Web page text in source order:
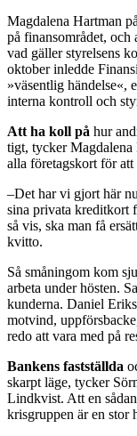
Magdalena Hartman
på finansområdet, och
vad gäller styrelsens
oktober inledde
»väsentlig händel­se«,
interna kontroll och
Att ha koll på hur
tigt, tycker Magdalena
alla företagskort för
–Det har vi gjort här
sina privata kreditkort
så vis, ska man få
kvitto.
Så småningom kom
arbeta under hösten.
kunderna. Daniel
motvind,
redo att vara med på
Bankens fastställda
skarpt läge, tycker
Lindkvist. Att en
krisgruppen är en stor